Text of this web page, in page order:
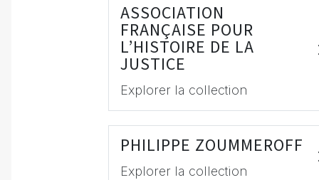
ASSOCIATION
FRANÇAISE POUR
L’HISTOIRE DE LA
JUSTICE
Explorer la collection
PHILIPPE ZOUMMEROFF
Explorer la collection